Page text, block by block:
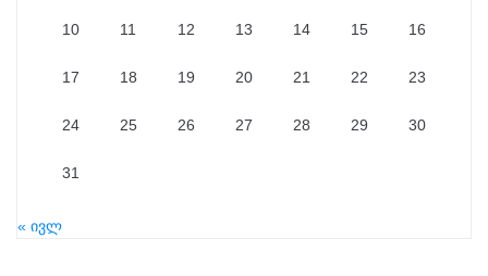
10 11 12 13 14 15 16
17 18 19 20 21 22 23
24 25 26 27 28 29 30
31
« ივლ